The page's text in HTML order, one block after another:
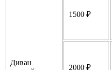
Диван
1500 ₽
2000 ₽